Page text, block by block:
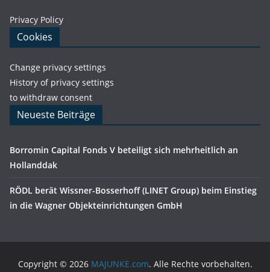
Privacy Policy
Cookies
Change privacy settings
History of privacy settings
to withdraw consent
Neueste Beiträge
Borromin Capital Fonds V beteiligt sich mehrheitlich an
Hollanddak
RÖDL berät Wissner-Bosserhoff (LINET Group) beim Einstieg
in die Wagner Objekteinrichtungen GmbH
Copyright © 2026 MAJUNKE.com. Alle Rechte vorbehalten.